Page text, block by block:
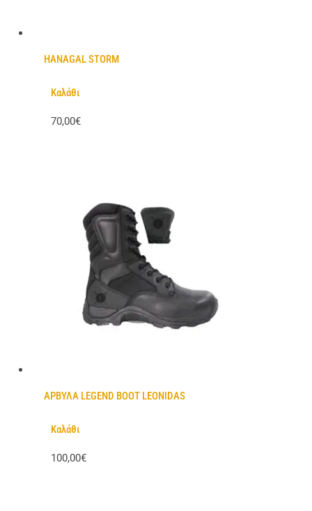
HANAGAL STORM
Καλάθι
70,00€
ΑΡΒΥΛΑ LEGEND BOOT LEONIDAS
Καλάθι
100,00€